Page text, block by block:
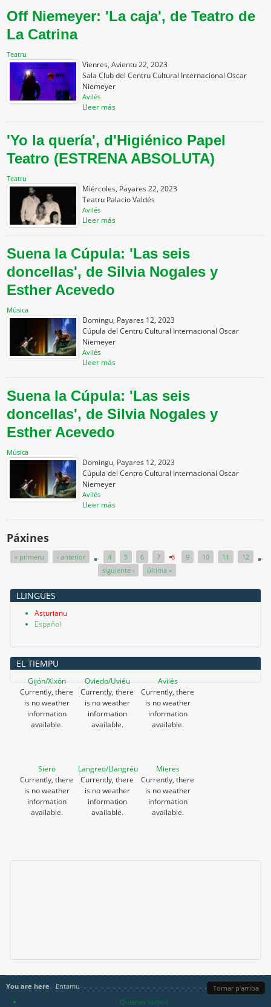
Off Niemeyer: 'La caja', de Teatro de
La Catrina
Teatru
Vienres, Avientu 22, 2023
Sala Club del Centru Cultural Internacional Oscar
Niemeyer
Avilés
Lleer más
'Yo la quería', d'Higiénico Papel
Teatro (ESTRENA ABSOLUTA)
Teatru
Miércoles, Payares 22, 2023
Teatru Palacio Valdés
Avilés
Lleer más
Suena la Cúpula: 'Las seis
doncellas', de Silvia Nogales y
Esther Acevedo
Música
Domingu, Payares 12, 2023
Cúpula del Centru Cultural Internacional Oscar
Niemeyer
Avilés
Lleer más
Suena la Cúpula: 'Las seis
doncellas', de Silvia Nogales y
Esther Acevedo
Música
Domingu, Payares 12, 2023
Cúpula del Centro Cultural Internacional Oscar
Niemeyer
Avilés
Lleer más
Páxines
« primeru ‹ anterior … 4 5 6 7 8 9 10 11 12
…
siguiente ›
última »
LLINGÜES
Asturianu
Español
EL TIEMPU
Gijón/Xixón
Currently, there
is no weather
information
available.
Oviedo/Uviéu
Currently, there
is no weather
information
available.
Avilés
Currently, there
is no weather
information
available.
Siero
Currently, there
is no weather
information
available.
Langreo/Llangréu
Currently, there
is no weather
information
available.
Mieres
Currently, there
is no weather
information
available.
You are here Entamu
Tornar p'arriba
Quienes somos